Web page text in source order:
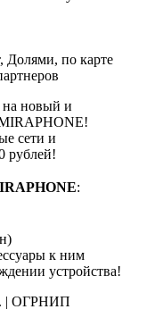
Долями, по карте
на новый и
сети и
рублей!
:
к ним
устройства!
| ОГРНИП